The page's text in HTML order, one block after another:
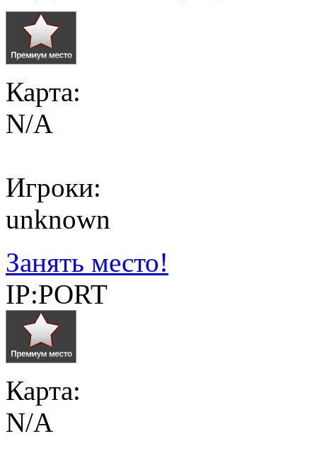
Карта:
N/A
Игроки:
unknown
Занять место!
IP:PORT
Карта:
N/A